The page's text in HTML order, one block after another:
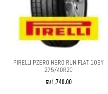
PIRELLI PZERO NERO RUN FLAT 106Y
275/40R20
₪1,740.00